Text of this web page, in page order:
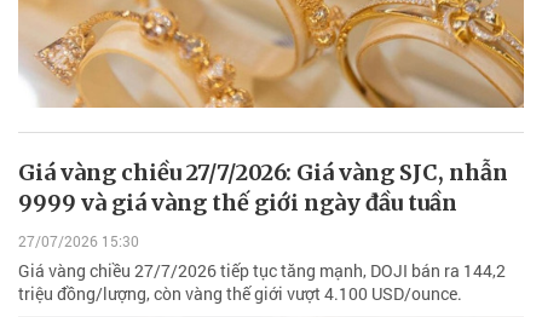
Giá vàng chiều 27/7/2026: Giá vàng SJC, nhẫn
9999 và giá vàng thế giới ngày đầu tuần
27/07/2026 15:30
Giá vàng chiều 27/7/2026 tiếp tục tăng mạnh, DOJI bán ra 144,2
triệu đồng/lượng, còn vàng thế giới vượt 4.100 USD/ounce.